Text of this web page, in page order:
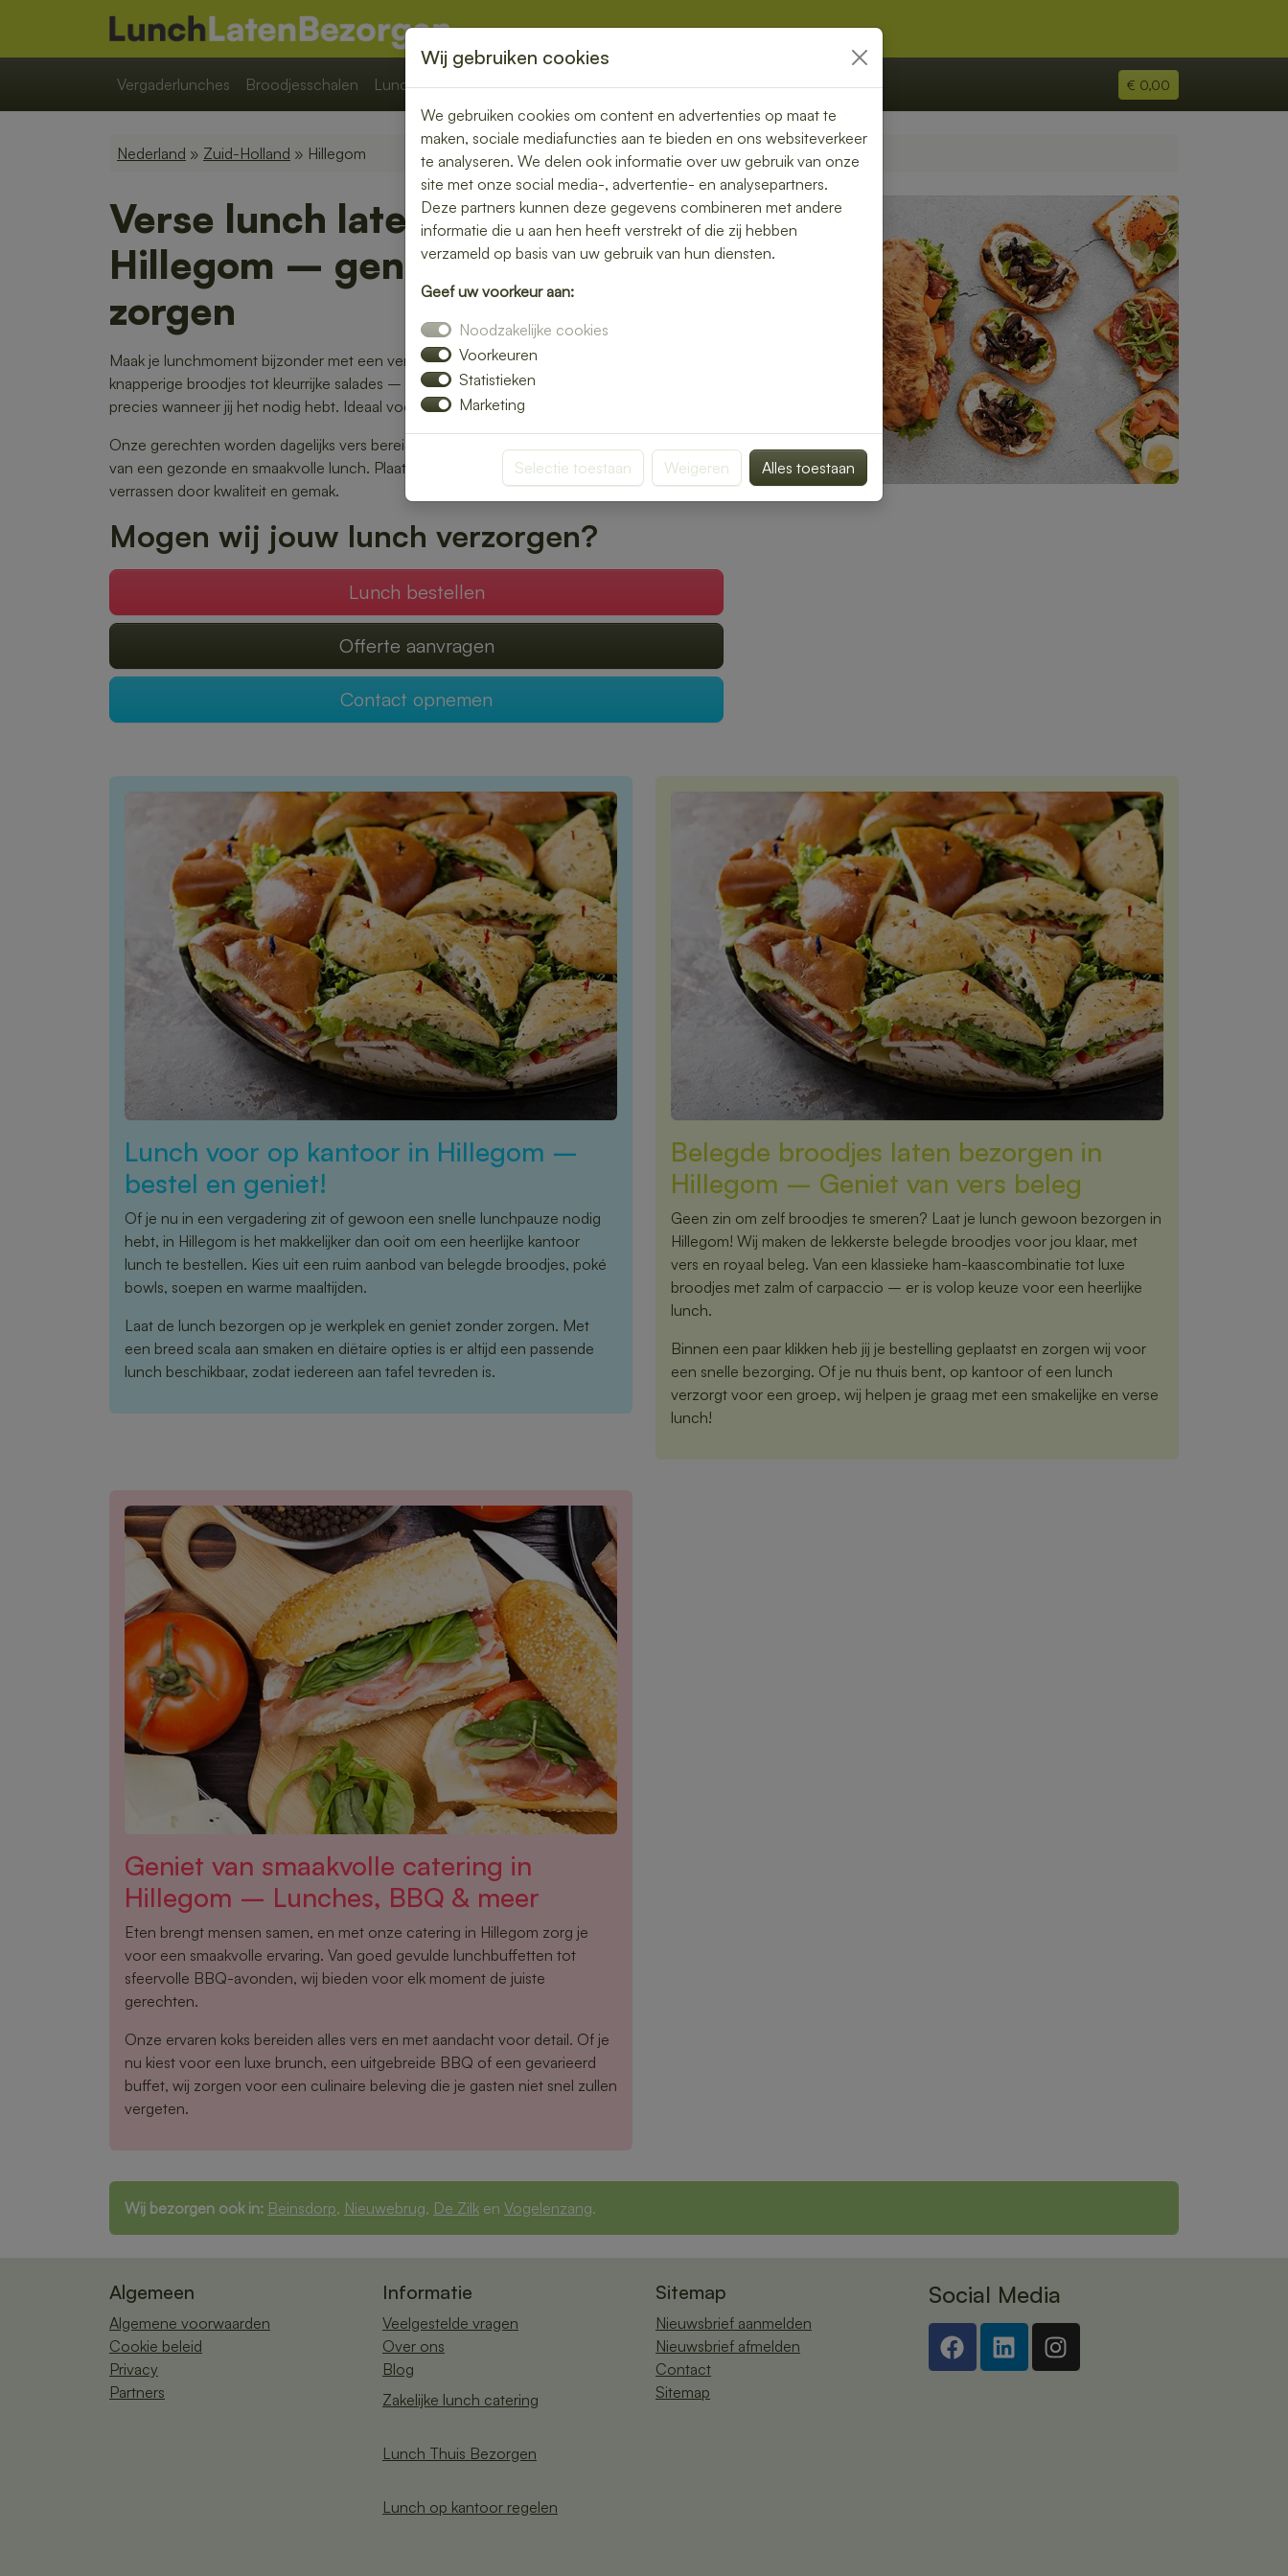
Vergaderlunches Broodjesschalen Lunchpakketten Overige € 0,00
Nederland » Zuid-Holland » Hillegom
Verse lunch laten bezorgen in
Hillegom – geniet zonder
zorgen
Maak je lunchmoment bijzonder met een verse lunch bezorgservice in Hillegom. Van
knapperige broodjes tot kleurrijke salades – wij bezorgen jouw favoriete lunchgerechten
precies wanneer jij het nodig hebt. Ideaal voor thuis, op kantoor of tijdens een vergadering.
Onze gerechten worden dagelijks vers bereid en met zorg verpakt, zodat jij kunt genieten
van een gezonde en smaakvolle lunch. Plaats je bestelling eenvoudig online en laat je
verrassen door kwaliteit en gemak.
Mogen wij jouw lunch verzorgen?
Lunch bestellen
Offerte aanvragen
Contact opnemen
Lunch voor op kantoor in Hillegom –
bestel en geniet!
Of je nu in een vergadering zit of gewoon een snelle lunchpauze nodig
hebt, in Hillegom is het makkelijker dan ooit om een heerlijke kantoor
lunch te bestellen. Kies uit een ruim aanbod van belegde broodjes, poké
bowls, soepen en warme maaltijden.
Laat de lunch bezorgen op je werkplek en geniet zonder zorgen. Met
een breed scala aan smaken en diëtaire opties is er altijd een passende
lunch beschikbaar, zodat iedereen aan tafel tevreden is.
Belegde broodjes laten bezorgen in
Hillegom – Geniet van vers beleg
Geen zin om zelf broodjes te smeren? Laat je lunch gewoon bezorgen in
Hillegom! Wij maken de lekkerste belegde broodjes voor jou klaar, met
vers en royaal beleg. Van een klassieke ham-kaascombinatie tot luxe
broodjes met zalm of carpaccio – er is volop keuze voor een heerlijke
lunch.
Binnen een paar klikken heb jij je bestelling geplaatst en zorgen wij voor
een snelle bezorging. Of je nu thuis bent, op kantoor of een lunch
verzorgt voor een groep, wij helpen je graag met een smakelijke en verse
lunch!
Geniet van smaakvolle catering in
Hillegom – Lunches, BBQ & meer
Eten brengt mensen samen, en met onze catering in Hillegom zorg je
voor een smaakvolle ervaring. Van goed gevulde lunchbuffetten tot
sfeervolle BBQ-avonden, wij bieden voor elk moment de juiste
gerechten.
Onze ervaren koks bereiden alles vers en met aandacht voor detail. Of je
nu kiest voor een luxe brunch, een uitgebreide BBQ of een gevarieerd
buffet, wij zorgen voor een culinaire beleving die je gasten niet snel zullen
vergeten.
Wij bezorgen ook in: Beinsdorp, Nieuwebrug, De Zilk en Vogelenzang.
Algemeen
Algemene voorwaarden
Cookie beleid
Privacy
Partners
Informatie
Veelgestelde vragen
Over ons
Blog
Zakelijke lunch catering
Lunch Thuis Bezorgen
Lunch op kantoor regelen
Sitemap
Nieuwsbrief aanmelden
Nieuwsbrief afmelden
Contact
Sitemap
Social Media
Wij gebruiken cookies
We gebruiken cookies om content en advertenties op maat te
maken, sociale mediafuncties aan te bieden en ons websiteverkeer
te analyseren. We delen ook informatie over uw gebruik van onze
site met onze social media-, advertentie- en analysepartners.
Deze partners kunnen deze gegevens combineren met andere
informatie die u aan hen heeft verstrekt of die zij hebben
verzameld op basis van uw gebruik van hun diensten.
Geef uw voorkeur aan:
Noodzakelijke cookies
Voorkeuren
Statistieken
Marketing
Selectie toestaan Weigeren Alles toestaan